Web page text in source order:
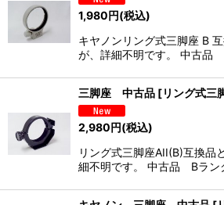
1,980円(税込)
キヤノンリング式三脚座 B
が、詳細不明です。 中古品
三脚座 中古品 [リング式三
2,980円(税込)
リング式三脚座AII(B)互換品
細不明です。 中古品 Bラン